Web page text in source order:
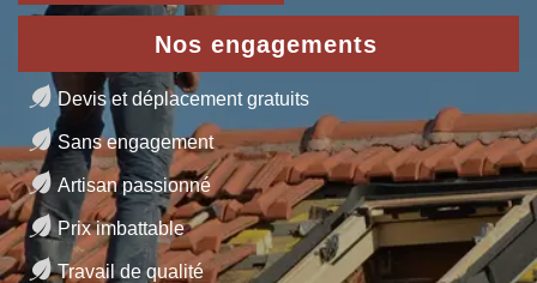
Nos engagements
Devis et déplacement gratuits
Sans engagement
Artisan passionné
Prix imbattable
Travail de qualité